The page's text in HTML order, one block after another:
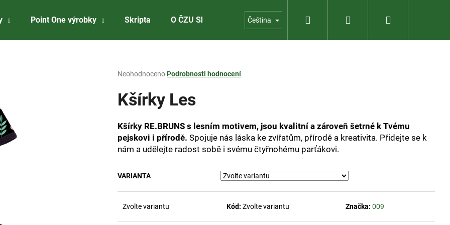
Point One výrobky Skripta O ČZU Shopu Kontakty Provozní zahradnictví
Čeština Přihlášení
Průměrné
produktu
je
5
hvězdiček.
NeohodnocenoPodrobnosti hodnocení
Kšírky Les
Kšírky RE.BRUNS s lesním motivem, jsou kvalitní a zároveň šetrné k Tvému
pejskovi i přírodě. Spojuje nás láska ke zvířatům, přírodě a kreativita. Přidejte se k
nám a udělejte radost sobě i svému čtyřnohému parťákovi.
VARIANTA
Zvolte variantu Kód: Zvolte variantu Značka: 009
HLEDAT